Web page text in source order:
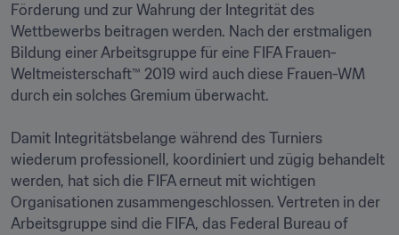
Förderung und zur Wahrung der Integrität des
Wettbewerbs beitragen werden. Nach der erstmaligen
Bildung einer Arbeitsgruppe für eine FIFA Frauen-
Weltmeisterschaft™ 2019 wird auch diese Frauen-WM
durch ein solches Gremium überwacht.
Damit Integritätsbelange während des Turniers
wiederum professionell, koordiniert und zügig behandelt
werden, hat sich die FIFA erneut mit wichtigen
Organisationen zusammengeschlossen. Vertreten in der
Arbeitsgruppe sind die FIFA, das Federal Bureau of